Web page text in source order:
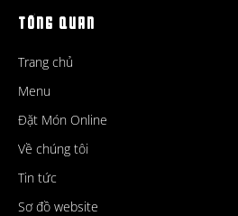
TỔNG QUAN
Trang chủ
Menu
Đặt Món Online
Về chúng tôi
Tin tức
Sơ đồ website